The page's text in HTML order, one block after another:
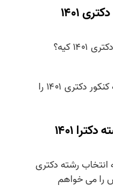
دکتری آزاد
دانشگاه آزاد
۱۴۰۱
کیه؟
تمدید انتخاب رشته کنکور دکتری ۱۴۰۱ را
۱۴۰۱
انتخاب رشته دکتری